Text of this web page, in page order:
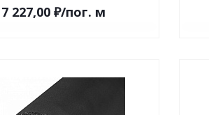
7 227,00 ₽/пог. м